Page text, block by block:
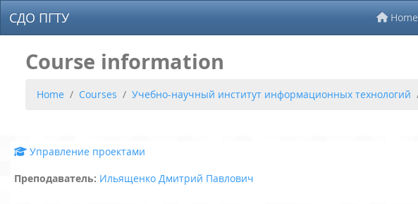
СДО ПГТУ Home
Home
Course information
Home Courses Учебно-научный институт информационных технологий
Управление проектами
Преподаватель: Ильященко Дмитрий Павлович